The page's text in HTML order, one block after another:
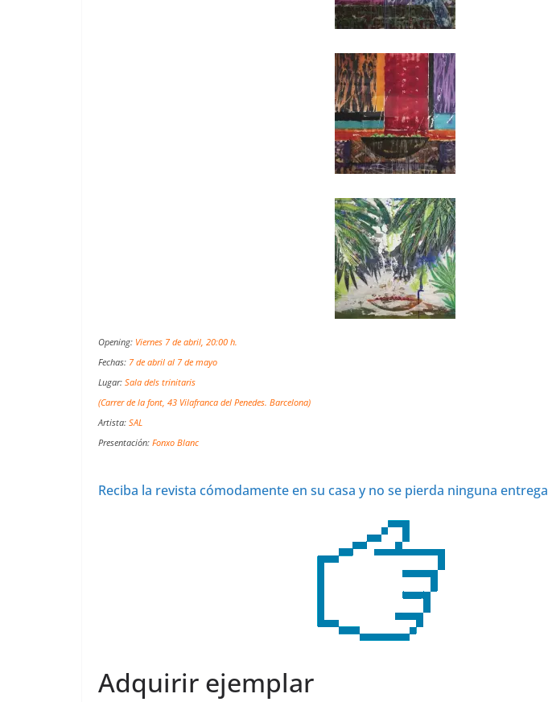
Opening: Viernes 7 de abril, 20:00 h.
Fechas: 7 de abril al 7 de mayo
Lugar: Sala dels trinitaris
(Carrer de la font, 43 Vilafranca del Penedes. Barcelona)
Artista: SAL
Presentación: Fonxo Blanc
Reciba la revista cómodamente en su casa y no se pierda ninguna entrega
Adquirir ejemplar